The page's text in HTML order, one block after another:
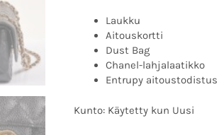
Laukku
Aitouskortti
Dust Bag
Chanel-lahjalaatikko
Entrupy aitoustodistus
Kunto: Käytetty kun Uusi